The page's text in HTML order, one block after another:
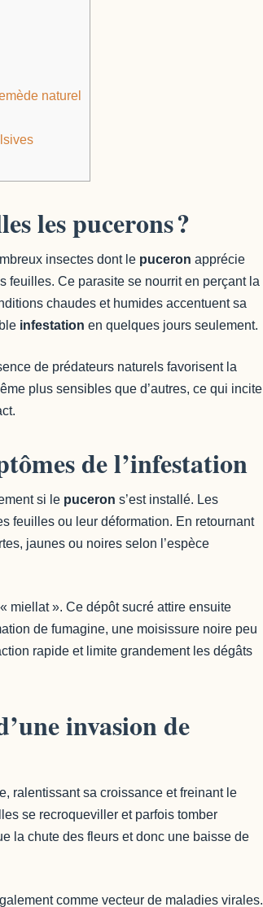
naturel
les pucerons ?
insectes dont le puceron apprécie
feuilles. Ce parasite se nourrit en perçant la
chaudes et humides accentuent sa
infestation en quelques jours seulement.
de prédateurs naturels favorisent la
plus sensibles que d’autres, ce qui incite
de l’infestation
si le puceron s’est installé. Les
feuilles ou leur déformation. En retournant
jaunes ou noires selon l’espèce
miellat ». Ce dépôt sucré attire ensuite
de fumagine, une moisissure noire peu
rapide et limite grandement les dégâts
invasion de
ralentissant sa croissance et freinant le
se recroqueviller et parfois tomber
la chute des fleurs et donc une baisse de
comme vecteur de maladies virales.